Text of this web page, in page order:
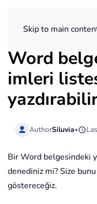
Skip to main
Word
imleri
AuthorSiluvia•
Bir Word belgesindeki
denediniz mi? Size
göstereceğiz.